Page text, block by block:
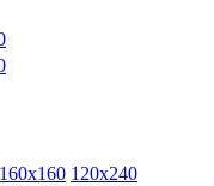
160x160 120x240